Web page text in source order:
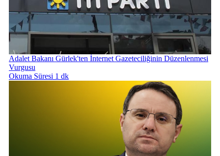
Adalet Bakanı Gürlek'ten İnternet Gazeteciliğinin Düzenlenmesi
Vurgusu
Okuma Süresi 1 dk